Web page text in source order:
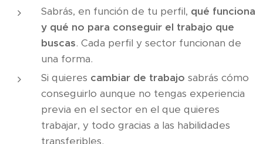
Sabrás, en función de tu perfil, qué funciona
y qué no para conseguir el trabajo que
buscas. Cada perfil y sector funcionan de
una forma.
Si quieres cambiar de trabajo sabrás cómo
conseguirlo aunque no tengas experiencia
previa en el sector en el que quieres
trabajar, y todo gracias a las habilidades
transferibles.